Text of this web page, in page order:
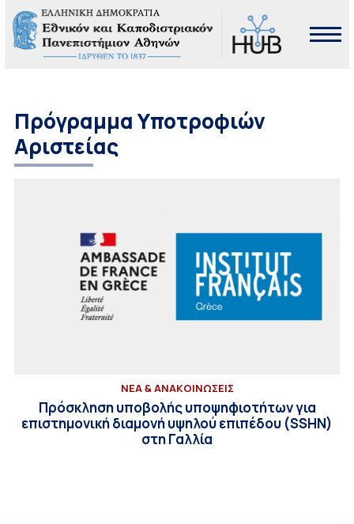
Πρόγραμμα Υποτροφιών
Αριστείας
ΝΕΑ & ΑΝΑΚΟΙΝΩΣΕΙΣ
Πρόσκληση υποβολής υποψηφιοτήτων για
επιστημονική διαμονή υψηλού επιπέδου (SSHN)
στη Γαλλία